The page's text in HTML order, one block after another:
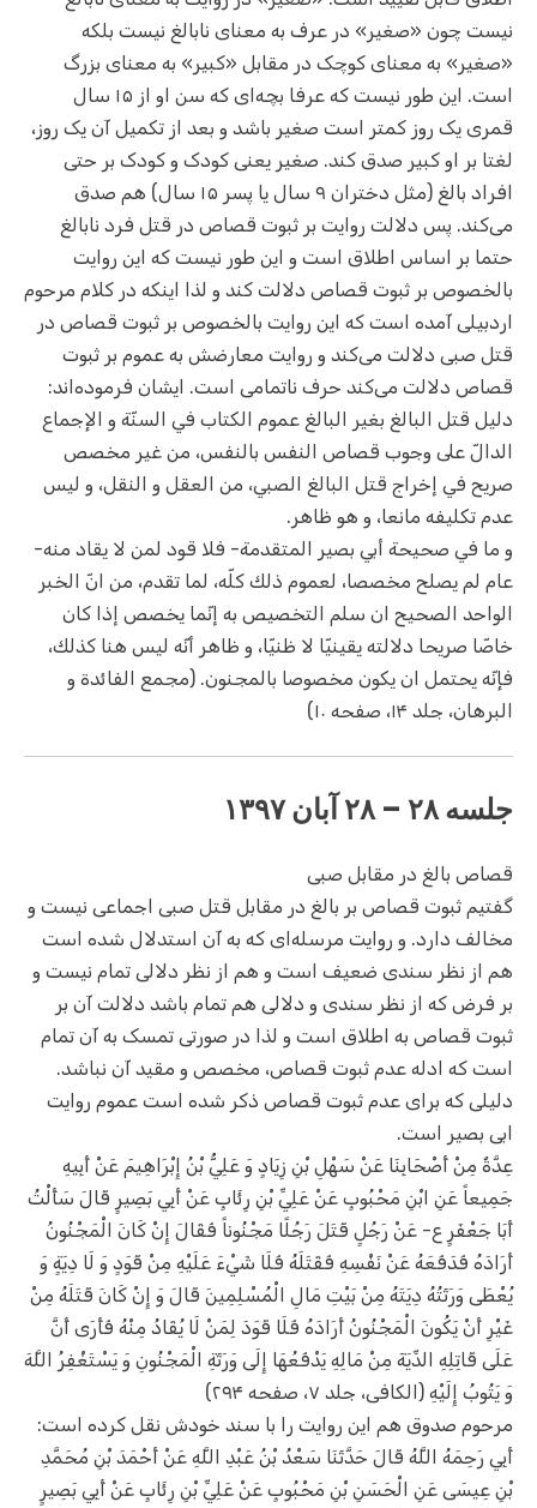
نیست چون «صغیر» در عرف به معنای نابالغ نیست بلکه
«صغیر» به معنای کوچک در مقابل «کبیر» به معنای بزرگ
است. این طور نیست که عرفا بچه‌ای که سن او از ۱۵ سال
قمری یک روز کمتر است صغیر باشد و بعد از تکمیل آن یک روز،
لغتا بر او کبیر صدق کند. صغیر یعنی کودک و کودک بر حتی
افراد بالغ (مثل دختران ۹ سال یا پسر ۱۵ سال) هم صدق
می‌کند. پس دلالت روایت بر ثبوت قصاص در قتل فرد نابالغ
حتما بر اساس اطلاق است و این طور نیست که این روایت
بالخصوص بر ثبوت قصاص دلالت کند و لذا اینکه در کلام مرحوم
اردبیلی آمده است که این روایت بالخصوص بر ثبوت قصاص در
قتل صبی دلالت می‌کند و روایت معارضش به عموم بر ثبوت
قصاص دلالت می‌کند حرف ناتمامی است. ایشان فرموده‌اند:
دليل قتل البالغ بغير البالغ عموم الكتاب في السنّة و الإجماع
الدالّ على وجوب قصاص النفس بالنفس، من غير مخصص
صريح في إخراج قتل البالغ الصبي، من العقل و النقل، و ليس
عدم تكليفه مانعا، و هو ظاهر.
و ما في صحيحة أبي بصير المتقدمة- فلا قود لمن لا يقاد منه-
عام لم يصلح مخصصا، لعموم ذلك كلّه، لما تقدم، من انّ الخبر
الواحد الصحيح ان سلم التخصيص به إنّما يخصص إذا كان
خاصّا صريحا دلالته يقينيّا لا ظنيّا، و ظاهر أنّه ليس هنا كذلك،
فإنّه يحتمل ان يكون مخصوصا بالمجنون. (مجمع الفائدة و
البرهان، جلد ۱۴، صفحه ۱۰)
جلسه ۲۸ – ۲۸ آبان ۱۳۹۷
قصاص بالغ در مقابل صبی
گفتیم ثبوت قصاص بر بالغ در مقابل قتل صبی اجماعی نیست و
مخالف دارد. و روایت مرسله‌ای که به آن استدلال شده است
هم از نظر سندی ضعیف است و هم از نظر دلالی تمام نیست و
بر فرض که از نظر سندی و دلالی هم تمام باشد دلالت آن بر
ثبوت قصاص به اطلاق است و لذا در صورتی تمسک به آن تمام
است که ادله عدم ثبوت قصاص، مخصص و مقید آن نباشد.
دلیلی که برای عدم ثبوت قصاص ذکر شده است عموم روایت
ابی بصیر است.
عِدَّةٌ مِنْ أَصْحَابِنَا عَنْ سَهْلِ بْنِ زِيَادٍ وَ عَلِيُّ بْنُ إِبْرَاهِيمَ عَنْ أَبِيهِ
جَمِيعاً عَنِ ابْنِ مَحْبُوبٍ عَنْ عَلِيِّ بْنِ رِئَابٍ عَنْ أَبِي بَصِيرٍ قَالَ سَأَلْتُ
أَبَا جَعْفَرٍ ع- عَنْ رَجُلٍ قَتَلَ رَجُلًا مَجْنُوناً فَقَالَ إِنْ كَانَ الْمَجْنُونُ
أَرَادَهُ فَدَفَعَهُ عَنْ نَفْسِهِ فَقَتَلَهُ فَلَا شَيْ‌ءَ عَلَيْهِ مِنْ قَوَدٍ وَ لَا دِيَةٍ وَ
يُعْطَى وَرَثَتُهُ دِيَتَهُ مِنْ بَيْتِ مَالِ الْمُسْلِمِينَ قَالَ وَ إِنْ كَانَ قَتَلَهُ مِنْ
غَيْرِ أَنْ يَكُونَ الْمَجْنُونُ أَرَادَهُ فَلَا قَوَدَ لِمَنْ لَا يُقَادُ مِنْهُ فَأَرَى أَنَّ
عَلَى قَاتِلِهِ الدِّيَةَ مِنْ مَالِهِ يَدْفَعُهَا إِلَى وَرَثَةِ الْمَجْنُونِ وَ يَسْتَغْفِرُ اللَّهَ
وَ يَتُوبُ إِلَيْهِ‌ (الکافی، جلد ۷، صفحه ۲۹۴)
مرحوم صدوق هم این روایت را با سند خودش نقل کرده است:
أَبِي رَحِمَهُ اللَّهُ قَالَ حَدَّثَنَا سَعْدُ بْنُ عَبْدِ اللَّهِ عَنْ أَحْمَدَ بْنِ مُحَمَّدِ
بْنِ عِيسَى عَنِ الْحَسَنِ بْنِ مَحْبُوبٍ عَنْ عَلِيِّ بْنِ رِئَابٍ عَنْ أَبِي بَصِيرٍ